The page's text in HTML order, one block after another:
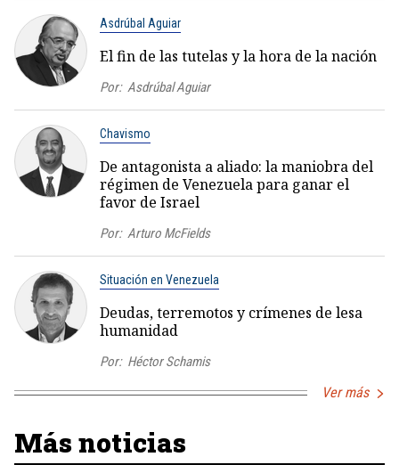
Asdrúbal Aguiar
El fin de las tutelas y la hora de la nación
Por: Asdrúbal Aguiar
Chavismo
De antagonista a aliado: la maniobra del
régimen de Venezuela para ganar el
favor de Israel
Por: Arturo McFields
Situación en Venezuela
Deudas, terremotos y crímenes de lesa
humanidad
Por: Héctor Schamis
Ver más
Más noticias